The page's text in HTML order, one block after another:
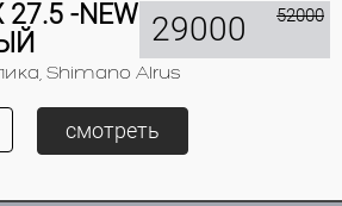
27.5 -NEW
Shimano Alrus
29000 52000
смотреть